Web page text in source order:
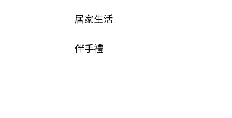
居家生活
伴手禮